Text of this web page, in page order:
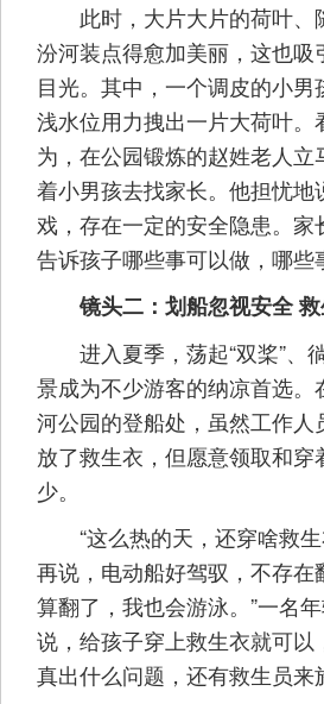
此时，大片大片的荷叶、
汾河装点得愈加美丽，这也吸
目光。其中，一个调皮的小男
浅水位用力拽出一片大荷叶。
为，在公园锻炼的赵姓老人立
着小男孩去找家长。他担忧地
戏，存在一定的安全隐患。家
告诉孩子哪些事可以做，哪些
镜头二：划船忽视安全
进入夏季，荡起“双桨”、
景成为不少游客的纳凉首选。
河公园的登船处，虽然工作人
放了救生衣，但愿意领取和穿
少。
“这么热的天，还穿啥救生
再说，电动船好驾驭，不存在
算翻了，我也会游泳。”一名
说，给孩子穿上救生衣就可以
真出什么问题，还有救生员来